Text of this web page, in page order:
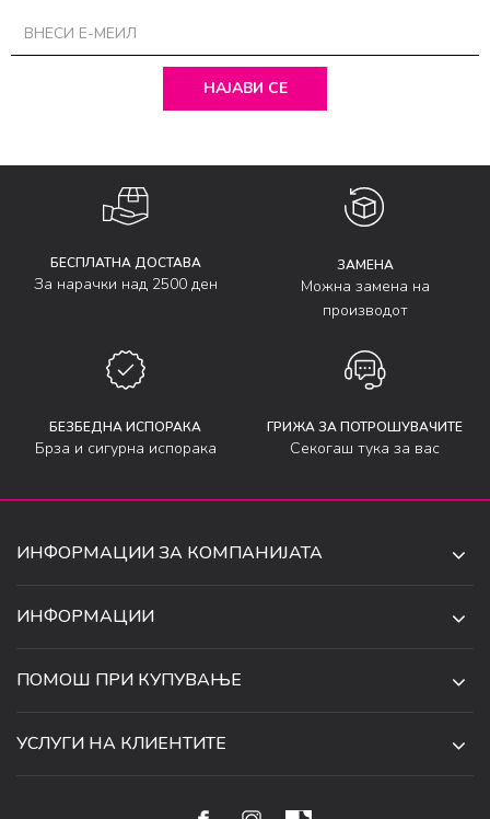
НАЈАВИ СЕ
БЕСПЛАТНА ДОСТАВА
За нарачки над 2500 ден
ЗАМЕНА
Можна замена на
производот
БЕЗБЕДНА ИСПОРАКА
Брза и сигурна испорака
ГРИЖА ЗА ПОТРОШУВАЧИТЕ
Секогаш тука за вас
ИНФОРМАЦИИ ЗА КОМПАНИЈАТА
СКОПЈЕ, МАКЕДОНИЈА
070 231 608
ИНФОРМАЦИИ
СОРАБОТКИ
ПОМОШ ПРИ КУПУВАЊЕ
УСЛУГИ НА КЛИЕНТИТЕ